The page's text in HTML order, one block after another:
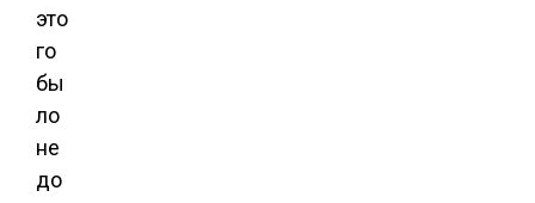
это
го
бы
ло
не
до